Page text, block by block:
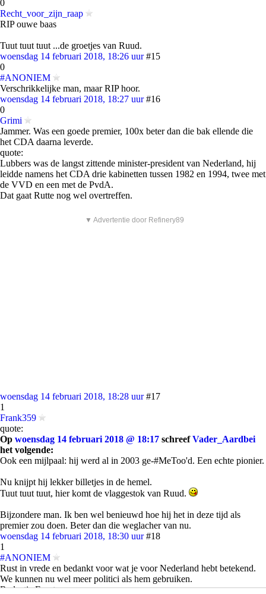
0
Recht_voor_zijn_raap
RIP ouwe baas
Tuut tuut tuut ...de groetjes van Ruud.
woensdag 14 februari 2018, 18:26 uur #15
0
#ANONIEM
Verschrikkelijke man, maar RIP hoor.
woensdag 14 februari 2018, 18:27 uur #16
0
Grimi
Jammer. Was een goede premier, 100x beter dan die bak ellende die
het CDA daarna leverde.
quote:
Lubbers was de langst zittende minister-president van Nederland, hij
leidde namens het CDA drie kabinetten tussen 1982 en 1994, twee met
de VVD en een met de PvdA.
Dat gaat Rutte nog wel overtreffen.
▼ Advertentie door Refinery89
woensdag 14 februari 2018, 18:28 uur #17
1
Frank359
quote:
Op woensdag 14 februari 2018 @ 18:17 schreefVader_Aardbei
het volgende:
Ook een mijlpaal: hij werd al in 2003 ge-#MeToo'd. Een echte pionier.
Nu knijpt hij lekker billetjes in de hemel.
Tuut tuut tuut, hier komt de vlaggestok van Ruud.
Bijzondere man. Ik ben wel benieuwd hoe hij het in deze tijd als
premier zou doen. Beter dan die weglacher van nu.
woensdag 14 februari 2018, 18:30 uur #18
1
#ANONIEM
Rust in vrede en bedankt voor wat je voor Nederland hebt betekend.
We kunnen nu wel meer politici als hem gebruiken.
Redactie Frontpage